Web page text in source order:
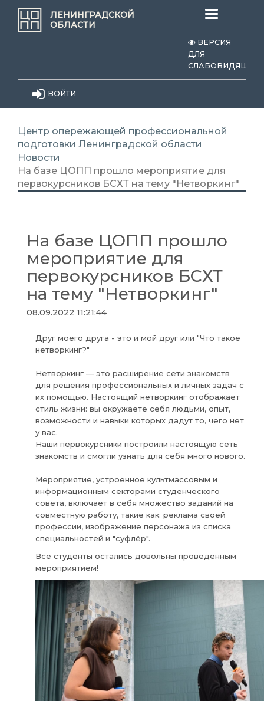
ЛЕНИНГРАДСКОЙ
ОБЛАСТИ
Меню
ВЕРСИЯ
ДЛЯ
СЛАБОВИДЯЩИХ
ВОЙТИ
Центр опережающей профессиональной
подготовки Ленинградской области
Новости
На базе ЦОПП прошло мероприятие для
первокурсников БСХТ на тему "Нетворкинг"
На базе ЦОПП прошло
мероприятие для
первокурсников БСХТ
на тему "Нетворкинг"
08.09.2022 11:21:44
Друг моего друга - это и мой друг или "Что такое
нетворкинг?"
Нетворкинг — это расширение сети знакомств
для решения профессиональных и личных задач с
их помощью. Настоящий нетворкинг отображает
стиль жизни: вы окружаете себя людьми, опыт,
возможности и навыки которых дадут то, чего нет
у вас.
Наши первокурсники построили настоящую сеть
знакомств и смогли узнать для себя много нового.
Мероприятие, устроенное культмассовым и
информационным секторами студенческого
совета, включает в себя множество заданий на
совместную работу, такие как: реклама своей
профессии, изображение персонажа из списка
специальностей и "суфлёр".
Все студенты остались довольны проведённым
мероприятием!